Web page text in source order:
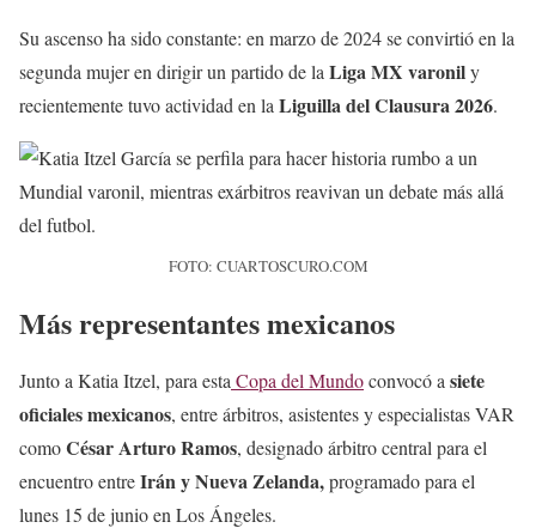
Su ascenso ha sido constante: en marzo de 2024 se convirtió en la
segunda mujer en dirigir un partido de la Liga MX varonily
recientemente tuvo actividad en la Liguilla del Clausura 2026.
FOTO: CUARTOSCURO.COM
Más representantes mexicanos
Junto a Katia Itzel, para esta Copa del Mundoconvocó a siete
oficiales mexicanos, entre árbitros, asistentes y especialistas VAR
comoCésar Arturo Ramos, designado árbitro central para el
encuentro entreIrán y Nueva Zelanda,programado para el
lunes 15 de junio en Los Ángeles.